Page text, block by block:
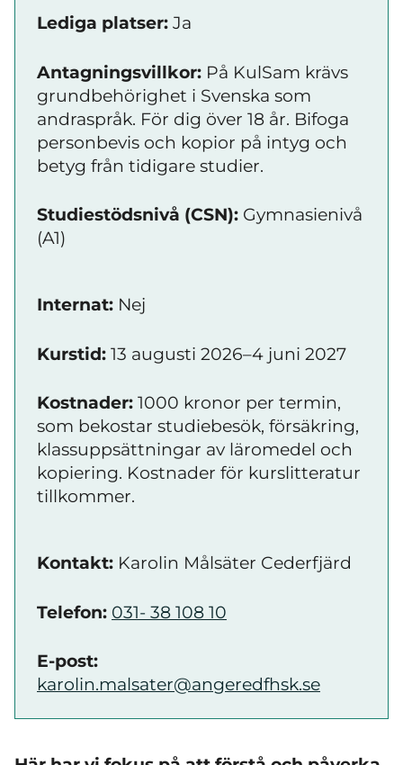
Lediga platser: Ja
Antagningsvillkor: På KulSam krävs
grundbehörighet i Svenska som
andraspråk. För dig över 18 år. Bifoga
personbevis och kopior på intyg och
betyg från tidigare studier.
Studiestödsnivå (CSN): Gymnasienivå
(A1)
Internat: Nej
Kurstid: 13 augusti 2026–4 juni 2027
Kostnader: 1000 kronor per termin,
som bekostar studiebesök, försäkring,
klassuppsättningar av läromedel och
kopiering. Kostnader för kurslitteratur
tillkommer.
Kontakt: Karolin Målsäter Cederfjärd
Telefon: 031- 38 108 10
E-post:
karolin.malsater@angeredfhsk.se